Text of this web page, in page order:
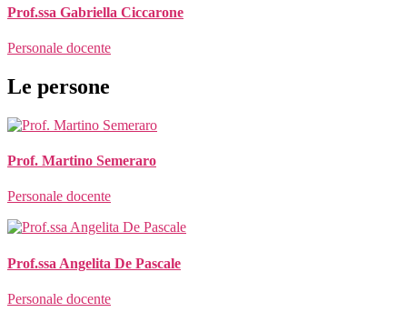
Prof.ssa Gabriella Ciccarone
Personale docente
Le persone
Prof. Martino Semeraro
Personale docente
Prof.ssa Angelita De Pascale
Personale docente